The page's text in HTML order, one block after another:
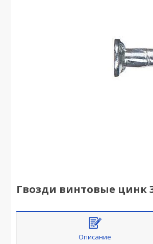
Гвозди винтовые цинк
Описание